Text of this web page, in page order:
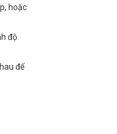
hoặc
độ
để